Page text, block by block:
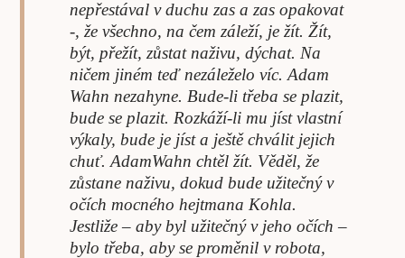
nepřestával v duchu zas a zas opakovat
-, že všechno, na čem záleží, je žít. Žít,
být, přežít, zůstat naživu, dýchat. Na
ničem jiném teď nezáleželo víc. Adam
Wahn nezahyne. Bude-li třeba se plazit,
bude se plazit. Rozkáží-li mu jíst vlastní
výkaly, bude je jíst a ještě chválit jejich
chuť. AdamWahn chtěl žít. Věděl, že
zůstane naživu, dokud bude užitečný v
očích mocného hejtmana Kohla.
Jestliže – aby byl užitečný v jeho očích –
bylo třeba, aby se proměnil v robota,